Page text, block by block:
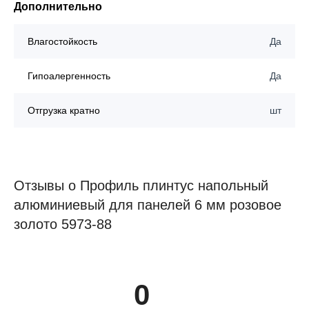
Дополнительно
Влагостойкость Да
Гипоалергенность Да
Отгрузка кратно шт
Отзывы о Профиль плинтус напольный
алюминиевый для панелей 6 мм розовое
золото 5973-88
0